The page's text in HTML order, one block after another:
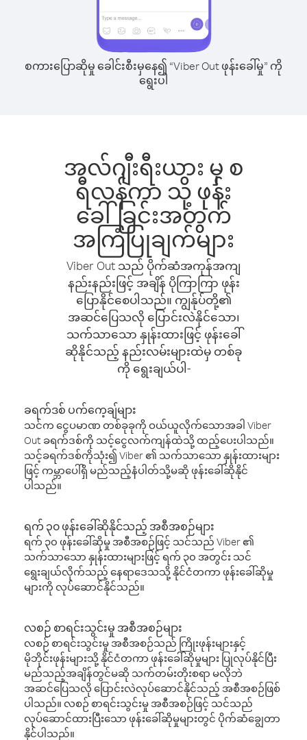
စကားပြောဆိုမှု ခေါင်းစီးမှနေ၍ “Viber Out ဖုန်းခေါ်မှု” ကို
ရွေးပါ
အလ်ဂျီးရီးယား မှ စ
ရီလန်ကာ သို့ ဖုန်း
ခေါ်ခြင်းအတွက်
အကြံပြုချက်များ
Viber Out သည် ပိုက်ဆံအကုန်အကျ
နည်းနည်းဖြင့် အချိန် ပိုကြာကြာ ဖုန်း
ပြောနိုင်စေပါသည်။ ကျွန်ုပ်တို့၏
အဆင်ပြေသလို ပြောင်းလဲနိုင်သော၊
သက်သာသော နှုန်းထားဖြင့် ဖုန်းခေါ်
ဆိုနိုင်သည့် နည်းလမ်းများထဲမှ တစ်ခု
ကို ရွေးချယ်ပါ-
ခရက်ဒစ် ပက်ကေ့ချ်များ
သင်က ငွေပမာဏ တစ်ခုခုကို ဝယ်ယူလိုက်သောအခါ Viber
Out ခရက်ဒစ်ကို သင့်ငွေလက်ကျန်ထဲသို့ ထည့်ပေးပါသည်။
သင့်ခရက်ဒစ်ကိုသုံး၍ Viber ၏ သက်သာသော နှုန်းထားများ
ဖြင့် ကမ္ဘာပေါ်ရှိ မည်သည့်နံပါတ်သို့မဆို ဖုန်းခေါ်ဆိုနိုင်
ပါသည်။
ရက် ၃၀ ဖုန်းခေါ်ဆိုနိုင်သည့် အစီအစဉ်များ
ရက် ၃၀ ဖုန်းခေါ်ဆိုမှု အစီအစဉ်ဖြင့် သင်သည် Viber ၏
သက်သာသော နှုန်းထားများဖြင့် ရက် ၃၀ အတွင်း သင်
ရွေးချယ်လိုက်သည့် နေရာဒေသသို့ နိုင်ငံတကာ ဖုန်းခေါ်ဆိုမှု
များကို လုပ်ဆောင်နိုင်သည်။
လစဉ် စာရင်းသွင်းမှု အစီအစဉ်များ
လစဉ် စာရင်းသွင်းမှု အစီအစဉ်သည် ကြိုးဖုန်းများနှင့်
မိုဘိုင်းဖုန်းများသို့ နိုင်ငံတကာ ဖုန်းခေါ်ဆိုမှုများ ပြုလုပ်နိုင်ပြီး
မည်သည့်အချိန်တွင်မဆို သက်တမ်းတိုးစရာ မလိုဘဲ
အဆင်ပြေသလို ပြောင်းလဲလုပ်ဆောင်နိုင်သည့် အစီအစဉ်ဖြစ်
ပါသည်။ လစဉ် စာရင်းသွင်းမှု အစီအစဉ်ဖြင့် သင်သည်
လုပ်ဆောင်ထားပြီးသော ဖုန်းခေါ်ဆိုမှုများတွင် ပိုက်ဆံချွေတာ
နိုင်ပါသည်။